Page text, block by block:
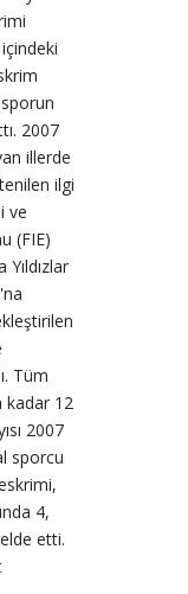
2007
illerde
ilgi
ve
(FIE)
Tüm
kadar 12
2007
sporcu
4,
etti.